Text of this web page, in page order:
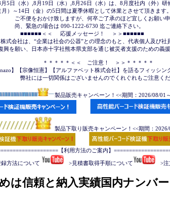
月5日（水）,8月19日（水）,8月26日（水）は、8月度社内（外）
）～14日（金）の5日間は夏季休暇として休業とさせて頂きます。
致しますが、何卒ご了承のほど宜しくお願い申し
合は 090-1222-6730 迄ご連絡下さい。
応援メッセージ！ 　＞＞■■■■■■
式会社は、“企業は社会の公器”との理念のもと、代表個人及び
興を願い、日本赤十字社熊本県支部を通じ被災者支援のための義
＜＜　ご注意！　＞＞＊＊＊＊＊
【宗像恒憲】【アルファベット株式会社】を語るフィッシング
関係はございませんのでくれぐれもご注意くだ
製品販売キャンペーン！<<期間：2026/08/01
製品下取り販売キャンペーン！<<期間：
【利用方法のご案内】
方法について
   >見積書取得手順について
>
は信頼と納入実績国内ナンバ